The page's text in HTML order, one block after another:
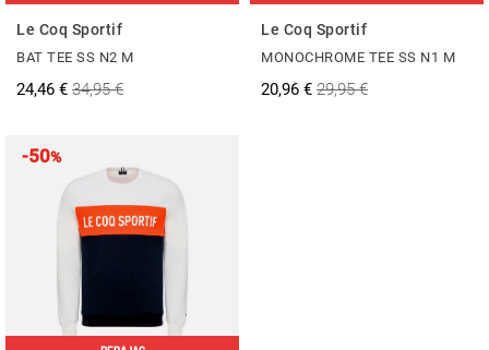
Le Coq Sportif
BAT TEE SS N2 M
24,46 € 34,95 €
Le Coq Sportif
MONOCHROME TEE SS N1 M
20,96 € 29,95 €
-50%